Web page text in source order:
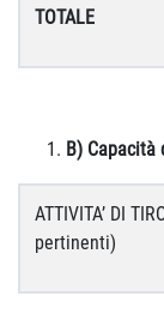
TOTALE
B) Capacità
ATTIVITA’ DI
pertinenti)